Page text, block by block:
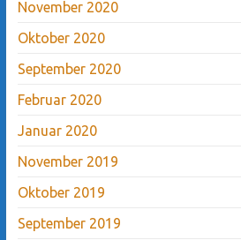
November 2020
Oktober 2020
September 2020
Februar 2020
Januar 2020
November 2019
Oktober 2019
September 2019